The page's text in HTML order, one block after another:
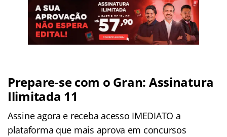
Prepare-se com o Gran: Assinatura
Ilimitada 11
Assine agora e receba acesso IMEDIATO a
plataforma que mais aprova em concursos